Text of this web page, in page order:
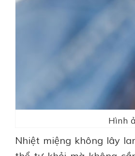
Hình
Nhiệt miệng không lây